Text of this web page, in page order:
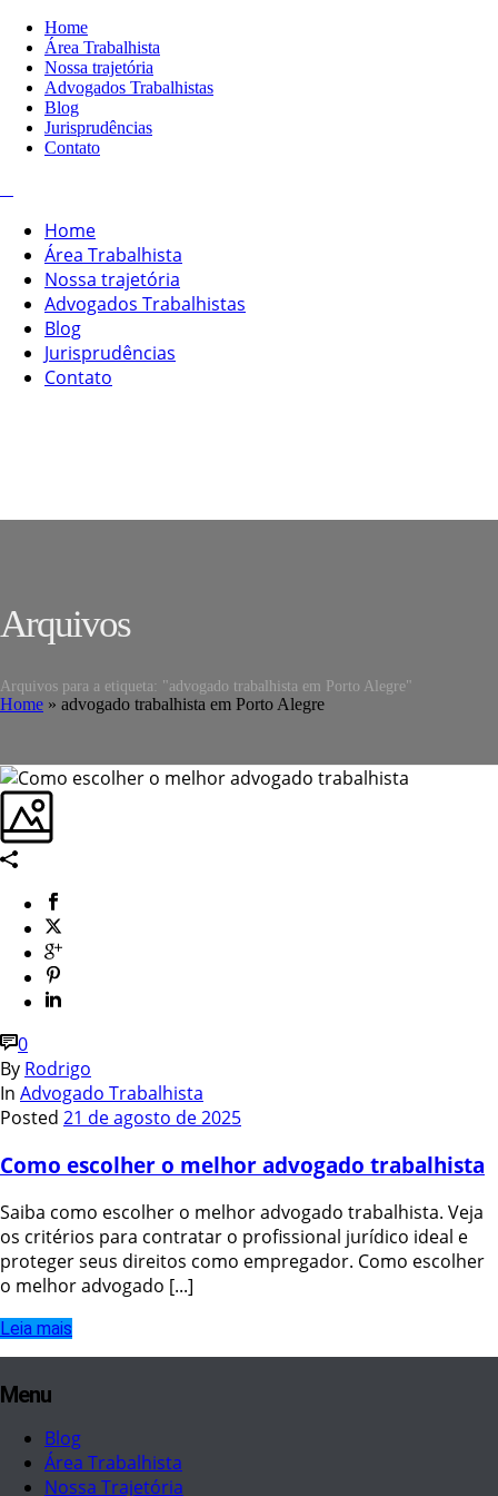
Home
Área Trabalhista
Nossa trajetória
Advogados Trabalhistas
Blog
Jurisprudências
Contato
Home
Área Trabalhista
Nossa trajetória
Advogados Trabalhistas
Blog
Jurisprudências
Contato
Arquivos
Arquivos para a etiqueta: "advogado trabalhista em Porto Alegre"
Home » advogado trabalhista em Porto Alegre
0
By Rodrigo
In Advogado Trabalhista
Posted 21 de agosto de 2025
Como escolher o melhor advogado trabalhista
Saiba como escolher o melhor advogado trabalhista. Veja
os critérios para contratar o profissional jurídico ideal e
proteger seus direitos como empregador. Como escolher
o melhor advogado [...]
Leia mais
Menu
Blog
Área Trabalhista
Nossa Trajetória